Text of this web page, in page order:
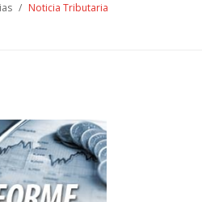
/ Noticia Tributaria